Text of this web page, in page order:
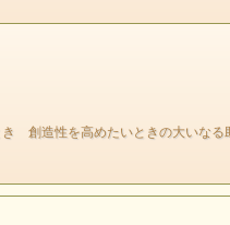
創造性を高めたいときの大いなる